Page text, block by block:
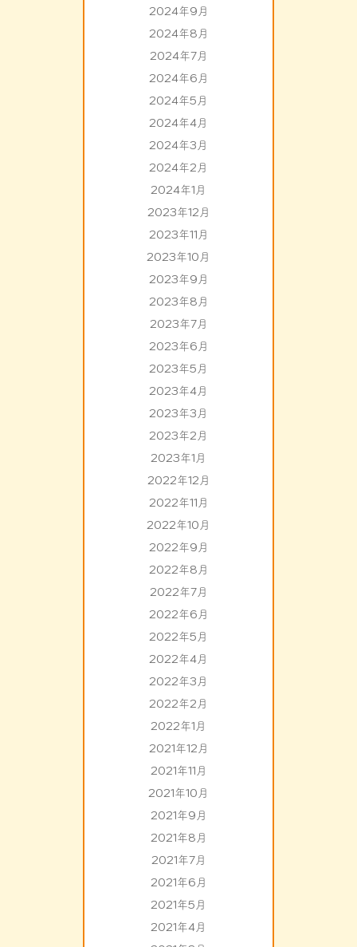
2024年9月
2024年8月
2024年7月
2024年6月
2024年5月
2024年4月
2024年3月
2024年2月
2024年1月
2023年12月
2023年11月
2023年10月
2023年9月
2023年8月
2023年7月
2023年6月
2023年5月
2023年4月
2023年3月
2023年2月
2023年1月
2022年12月
2022年11月
2022年10月
2022年9月
2022年8月
2022年7月
2022年6月
2022年5月
2022年4月
2022年3月
2022年2月
2022年1月
2021年12月
2021年11月
2021年10月
2021年9月
2021年8月
2021年7月
2021年6月
2021年5月
2021年4月